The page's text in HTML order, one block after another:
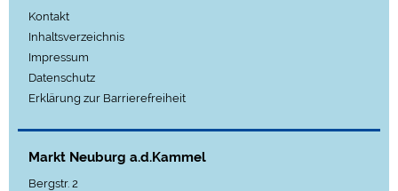
Kontakt
Inhaltsverzeichnis
Impressum
Datenschutz
Erklärung zur Barrierefreiheit
Markt Neuburg a.d.Kammel
Bergstr. 2